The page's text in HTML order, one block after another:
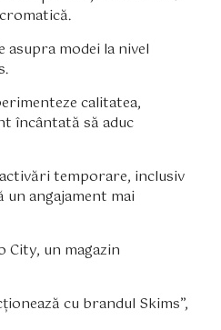
modei la nivel
calitatea,
încântată să aduc
temporare, inclusiv
un angajament mai
City, un magazin
cu brandul Skims”,